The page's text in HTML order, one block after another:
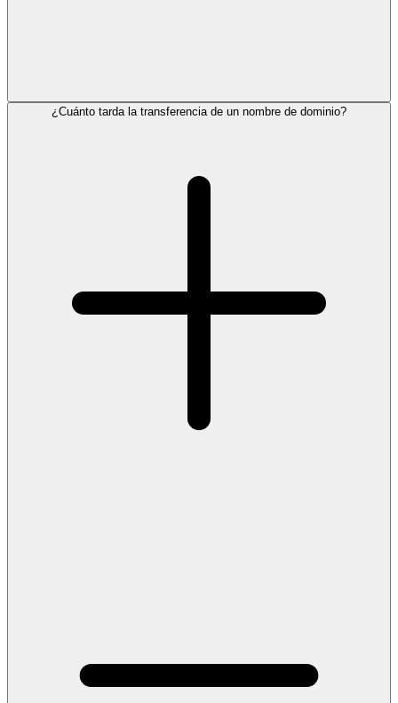
¿Cuánto tarda la transferencia de un nombre de dominio?